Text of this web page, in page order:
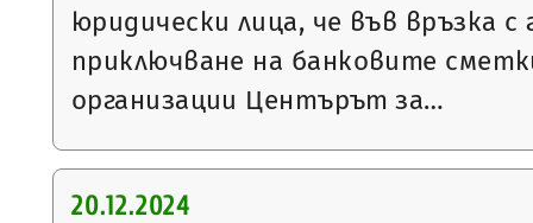
юридически лица, че във връзка
приключване на банковите
организации Центърът за…
20.12.2024